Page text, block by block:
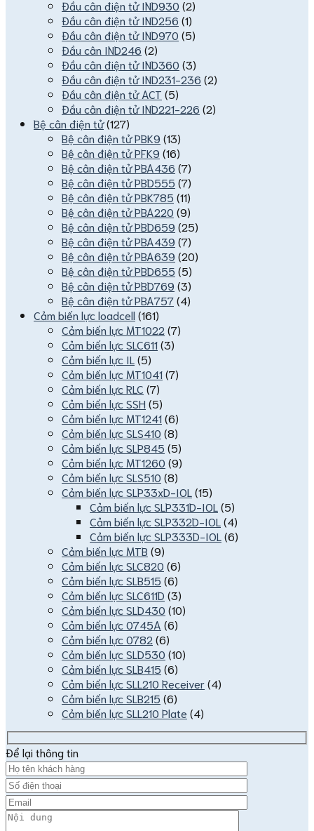
Đầu cân điện tử IND930 (2)
Đầu cân điện tử IND256 (1)
Đầu cân điện tử IND970 (5)
Đầu cân IND246 (2)
Đầu cân điện tử IND360 (3)
Đầu cân điện tử IND231-236 (2)
Đầu cân điện tử ACT (5)
Đầu cân điện tử IND221-226 (2)
Bệ cân điện tử(127)
Bệ cân điện tử PBK9 (13)
Bệ cân điện tử PFK9 (16)
Bệ cân điện tử PBA436 (7)
Bệ cân điện tử PBD555 (7)
Bệ cân điện tử PBK785 (11)
Bệ cân điện tử PBA220 (9)
Bệ cân điện tử PBD659 (25)
Bệ cân điện tử PBA439 (7)
Bệ cân điện tử PBA639 (20)
Bệ cân điện tử PBD655 (5)
Bệ cân điện tử PBD769 (3)
Bệ cân điện tử PBA757(4)
Cảm biến lực loadcell (161)
Cảm biến lực MT1022 (7)
Cảm biến lực SLC611(3)
Cảm biến lực IL (5)
Cảm biến lực MT1041(7)
Cảm biến lực RLC (7)
Cảm biến lực SSH (5)
Cảm biến lực MT1241(6)
Cảm biến lực SLS410 (8)
Cảm biến lực SLP845 (5)
Cảm biến lực MT1260 (9)
Cảm biến lực SLS510 (8)
Cảm biến lực SLP33xD-IOL (15)
Cảm biến lực SLP331D-IOL (5)
Cảm biến lực SLP332D-IOL (4)
Cảm biến lực SLP333D-IOL (6)
Cảm biến lực MTB (9)
Cảm biến lực SLC820 (6)
Cảm biến lực SLB515 (6)
Cảm biến lực SLC611D (3)
Cảm biến lực SLD430 (10)
Cảm biến lực 0745A (6)
Cảm biến lực 0782 (6)
Cảm biến lực SLD530 (10)
Cảm biến lực SLB415 (6)
Cảm biến lực SLL210 Receiver(4)
Cảm biến lực SLB215 (6)
Cảm biến lực SLL210 Plate (4)
Để lại thông tin